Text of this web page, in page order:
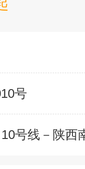
号
号线－陕西